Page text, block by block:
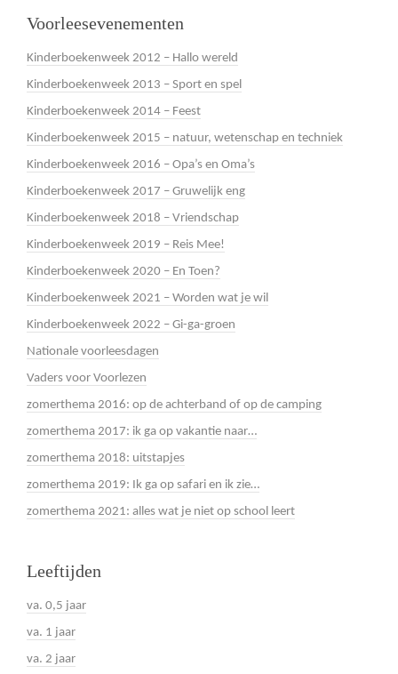
Voorleesevenementen
Kinderboekenweek 2012 – Hallo wereld
Kinderboekenweek 2013 – Sport en spel
Kinderboekenweek 2014 – Feest
Kinderboekenweek 2015 – natuur, wetenschap en techniek
Kinderboekenweek 2016 – Opa’s en Oma’s
Kinderboekenweek 2017 – Gruwelijk eng
Kinderboekenweek 2018 – Vriendschap
Kinderboekenweek 2019 – Reis Mee!
Kinderboekenweek 2020 – En Toen?
Kinderboekenweek 2021 – Worden wat je wil
Kinderboekenweek 2022 – Gi-ga-groen
Nationale voorleesdagen
Vaders voor Voorlezen
zomerthema 2016: op de achterband of op de camping
zomerthema 2017: ik ga op vakantie naar…
zomerthema 2018: uitstapjes
zomerthema 2019: Ik ga op safari en ik zie…
zomerthema 2021: alles wat je niet op school leert
Leeftijden
va. 0,5 jaar
va. 1 jaar
va. 2 jaar